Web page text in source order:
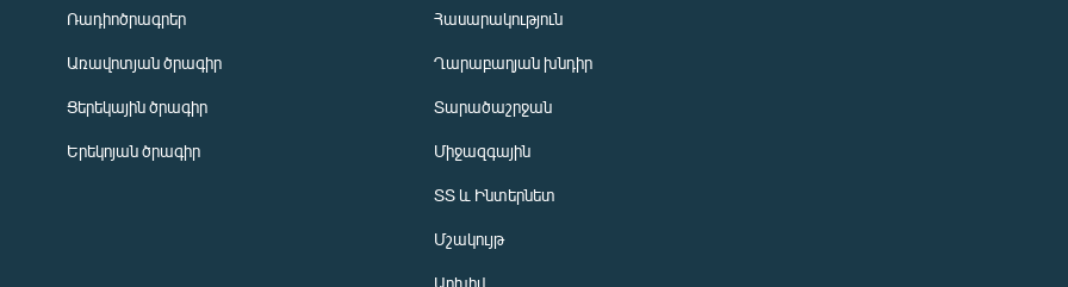
Ռադիոծրագրեր
Առավոտյան ծրագիր
Ցերեկային ծրագիր
Երեկոյան ծրագիր
Հասարակություն
Ղարաբաղյան խնդիր
Տարածաշրջան
Միջազգային
ՏՏ և Ինտերնետ
Մշակույթ
Արխիվ